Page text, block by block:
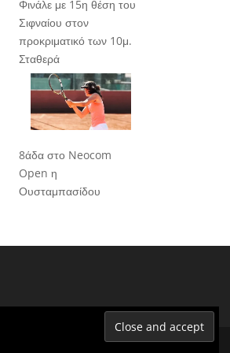
Φινάλε με 15η θέση του
Σιφναίου στον
προκριματικό των 10μ.
Σταθερά
8άδα στο Neocom
Open η
Ουσταμπασίδου